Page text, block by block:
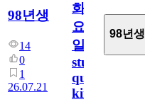
98년생
14
0
1
26.07.21
화
요
일/English
study
quiz
king763
98년생